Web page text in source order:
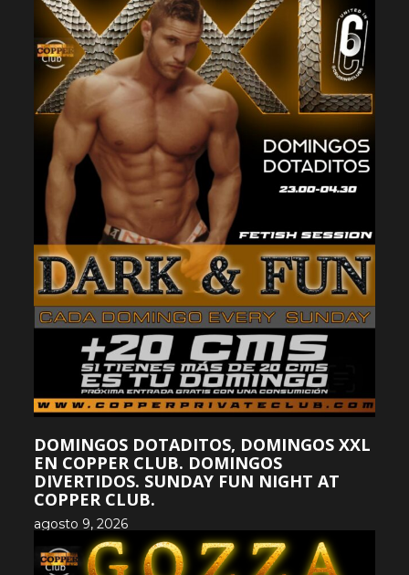
DOMINGOS DOTADITOS, DOMINGOS XXL
EN COPPER CLUB. DOMINGOS
DIVERTIDOS. SUNDAY FUN NIGHT AT
COPPER CLUB.
agosto 9, 2026